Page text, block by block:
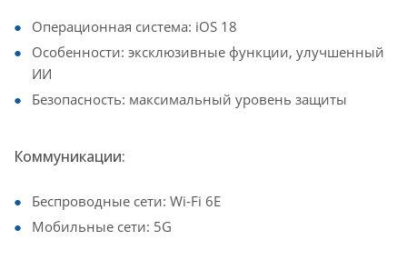
Операционная система: iOS 18
Особенности: эксклюзивные функции, улучшенный
ИИ
Безопасность: максимальный уровень защиты
Коммуникации:
Беспроводные сети: Wi-Fi 6E
Мобильные сети: 5G